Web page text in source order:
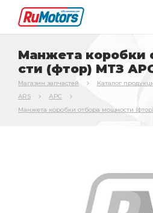
Манжета коробки
сти (фтор) МТЗ АРС
Магазин запчастей Каталог
ARS
АРС
Манжета коробки отбора мощности